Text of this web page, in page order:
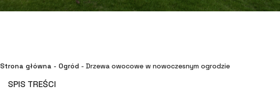
Strona główna - Ogród - Drzewa owocowe w nowoczesnym ogrodzie
SPIS TREŚCI